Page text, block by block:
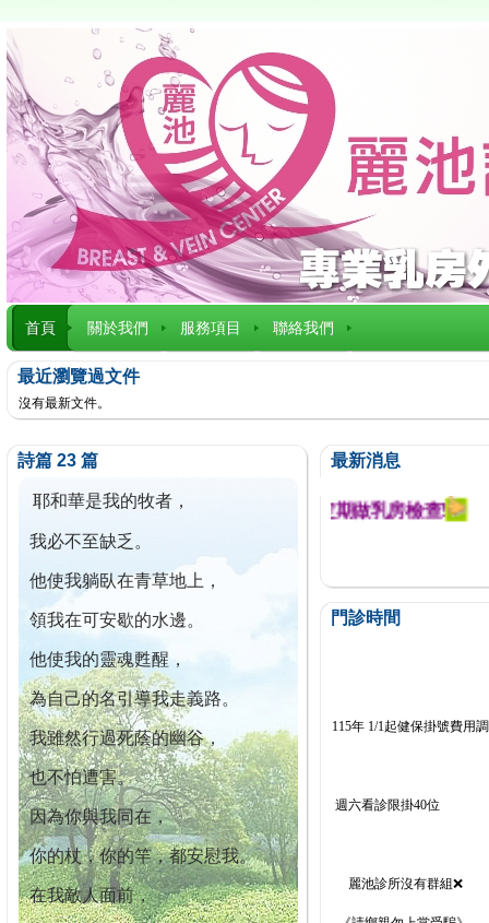
首頁 關於我們 服務項目 聯絡我們
最近瀏覽過文件
沒有最新文件。
詩篇 23 篇
耶和華是我的牧者，
我必不至缺乏。
他使我躺臥在青草地上，
領我在可安歇的水邊。
他使我的靈魂甦醒，
為自己的名引導我走義路。
我雖然行過死蔭的幽谷，
也不怕遭害。
因為你與我同在，
你的杖，你的竿，都安慰我。
在我敵人面前，
最新消息
迄今已篩檢出1700位乳癌患者,提醒您定期做乳房檢查!
門診時間
115年 1/1起健保掛號費用
週六看診限掛40位
麗池診所沒有群組❌